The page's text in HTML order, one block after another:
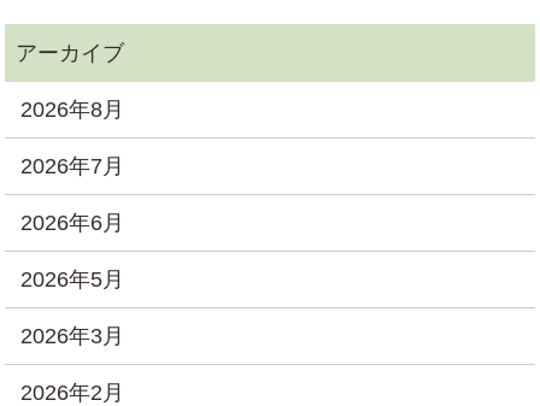
2026年8月
2026年7月
2026年6月
2026年5月
2026年3月
2026年2月